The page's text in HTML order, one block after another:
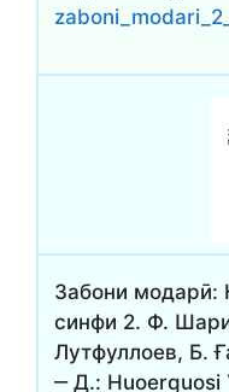
Забони модарӣ:
синфи 2. Ф.
Лутфуллоев, Б.
‒ Д.: Huoerquosi